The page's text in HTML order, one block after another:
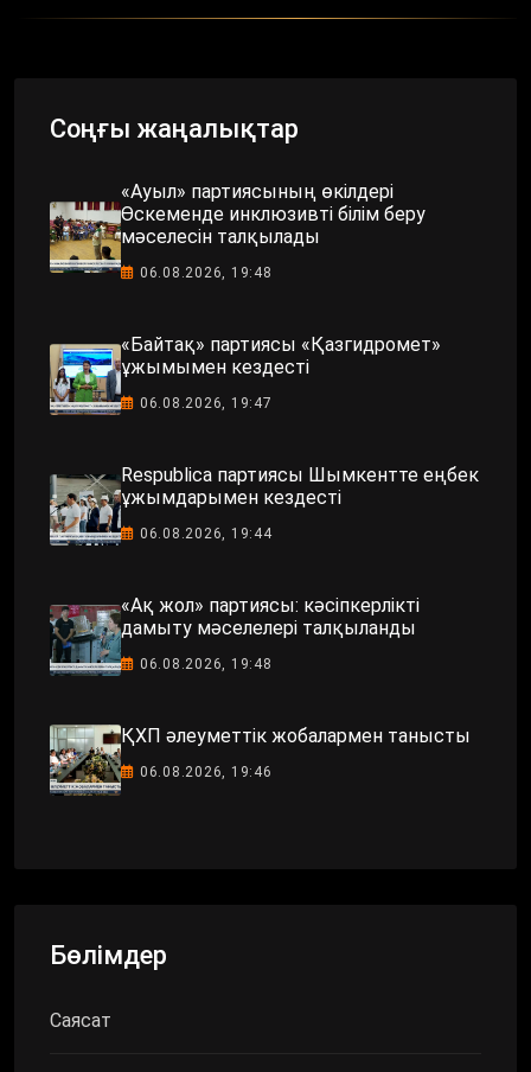
Соңғы жаңалықтар
«Ауыл» партиясының өкілдері
Өскеменде инклюзивті білім беру
мәселесін талқылады
06.08.2026, 19:48
«Байтақ» партиясы «Қазгидромет»
ұжымымен кездесті
06.08.2026, 19:47
Respublica партиясы Шымкентте еңбек
ұжымдарымен кездесті
06.08.2026, 19:44
«Ақ жол» партиясы: кәсіпкерлікті
дамыту мәселелері талқыланды
06.08.2026, 19:48
ҚХП әлеуметтік жобалармен танысты
06.08.2026, 19:46
Бөлімдер
Саясат